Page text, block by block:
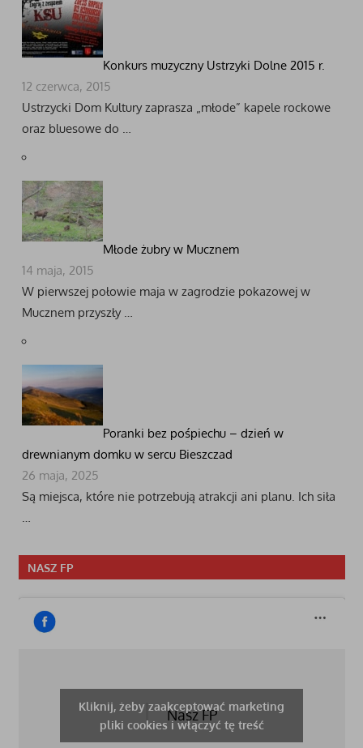
Konkurs muzyczny Ustrzyki Dolne 2015 r.
12 czerwca, 2015
Ustrzycki Dom Kultury zaprasza „młode” kapele rockowe
oraz bluesowe do …
Młode żubry w Mucznem
14 maja, 2015
W pierwszej połowie maja w zagrodzie pokazowej w
Mucznem przyszły …
Poranki bez pośpiechu – dzień w
drewnianym domku w sercu Bieszczad
26 maja, 2025
Są miejsca, które nie potrzebują atrakcji ani planu. Ich siła
…
NASZ FP
Nasz FP
Kliknij, żeby zaakceptować marketing
pliki cookies i włączyć tę treść